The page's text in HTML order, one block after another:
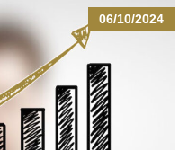
06/10/2024